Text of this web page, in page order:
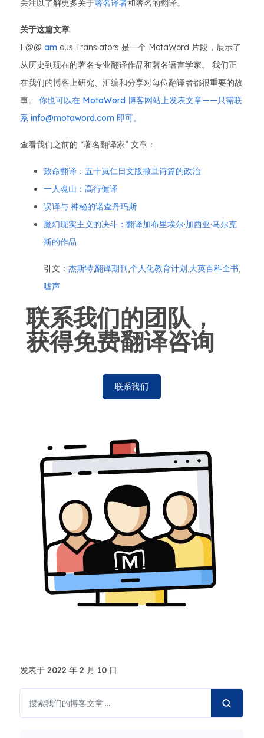
关注以了解更多关于著名译者和著名的翻译。
关于这篇文章
F@@ am ous Translators 是一个 MotaWord 片段，展示了
从历史到现在的著名专业翻译作品和著名语言学家。 我们正
在我们的博客上研究、汇编和分享对每位翻译者都很重要的故
事。 你也可以在 MotaWord 博客网站上发表文章——只需联
系 info@motaword.com 即可。
查看我们之前的 “著名翻译家” 文章：
致命翻译：五十岚仁日文版撒旦诗篇的政治
一人魂山：高行健译
误译与 神秘的诺查丹玛斯
魔幻现实主义的决斗：翻译加布里埃尔·加西亚·马尔克
斯的作品
引文： 杰斯特,翻译期刊,个人化教育计划,大英百科全书,
嘘声
联系我们的团队，
获得免费翻译咨询
联系我们
发表于 2022 年 2 月 10 日